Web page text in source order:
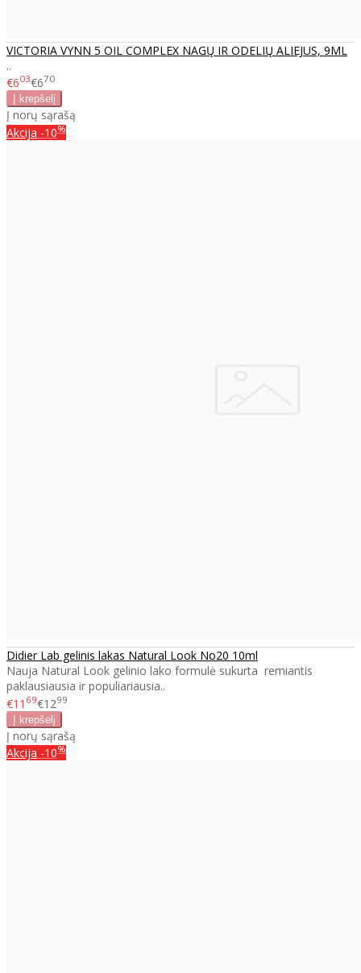
VICTORIA VYNN 5 OIL COMPLEX NAGŲ IR ODELIŲ ALIEJUS, 9ML
..
€603€670
Į norų sąrašą
Akcija -10%
Didier Lab gelinis lakas Natural Look No20 10ml
Nauja Natural Look gelinio lako formulė sukurta remiantis
paklausiausia ir populiariausia..
€11 69€1299
Į norų sąrašą
Akcija -10%